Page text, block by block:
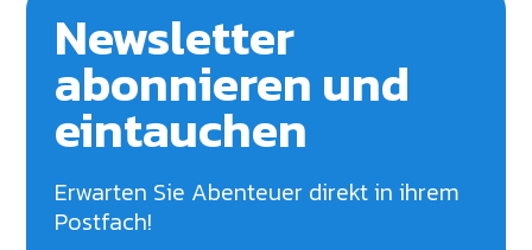
Newsletter
abonnieren und
eintauchen
Erwarten Sie Abenteuer direkt in ihrem
Postfach!